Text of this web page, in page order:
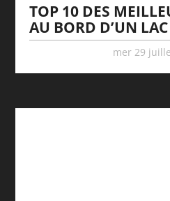
TOP 10 DES
AU BORD D’UN
mer 29